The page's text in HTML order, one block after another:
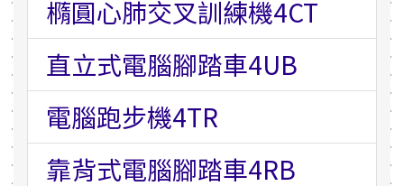
橢圓心肺交叉訓練機4CT
直立式電腦腳踏車4UB
電腦跑步機4TR
靠背式電腦腳踏車4RB